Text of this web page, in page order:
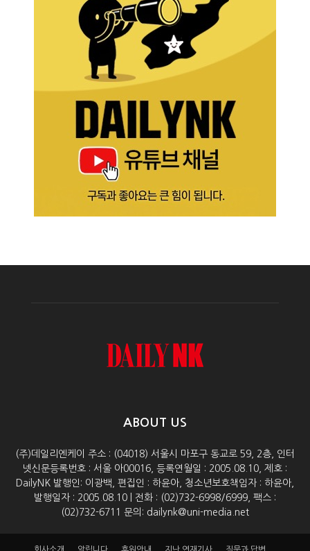
ABOUT US
(주)데일리엔케이 주소 : (04018) 서울시 마포구 동교로 59, 2층, 인터
넷신문등록번호 : 서울 아00016, 등록연월일 : 2005.08.10, 제호 :
DailyNK 발행인: 이광백, 편집인 : 하윤아, 청소년보호책임자 : 하윤아,
발행일자 : 2005.08.10 | 전화 : (02)732-6998/6999, 팩스 :
(02)732-6711 문의: dailynk@uni-media.net